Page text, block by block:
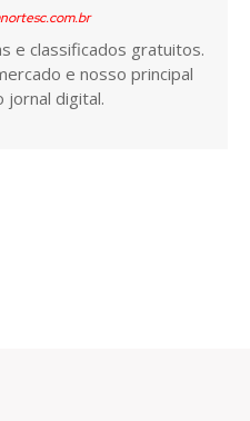
e classificados gratuitos.
e nosso principal
jornal digital.